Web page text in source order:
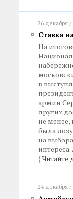
26 декабря /
Ставка
На
в
армии
других
не менее,
была
на
интереса.
{ Читайте
24 декабря /